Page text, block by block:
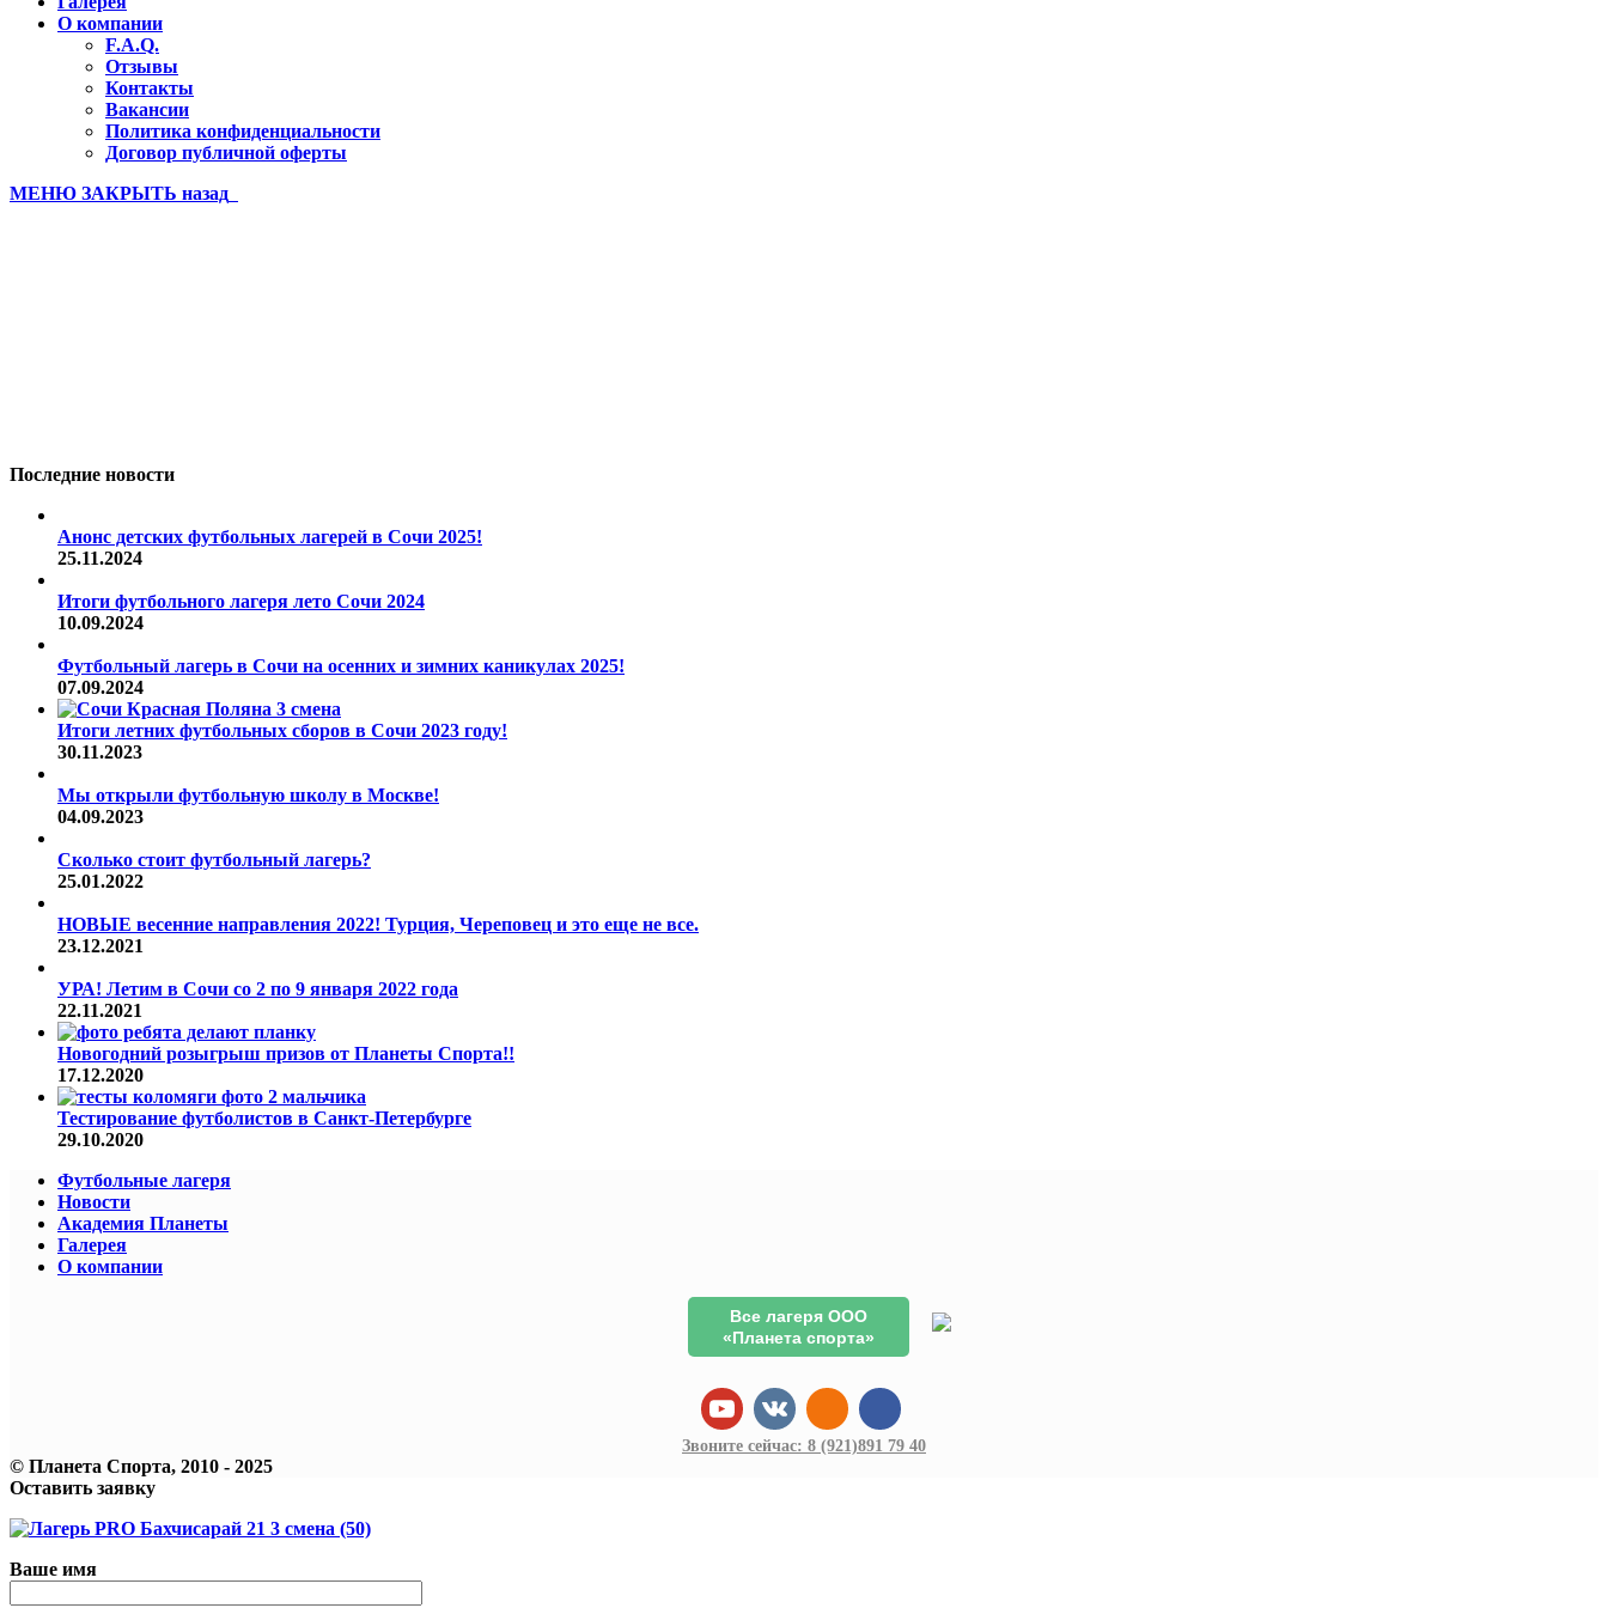
О компании
F.A.Q.
Отзывы
Контакты
Вакансии
Политика конфиденциальности
Договор публичной оферты
МЕНЮ ЗАКРЫТЬ назад
Последние новости
Анонс детских футбольных лагерей в Сочи 2025!
25.11.2024
Итоги футбольного лагеря лето Сочи 2024
10.09.2024
Футбольный лагерь в Сочи на осенних и зимних каникулах 2025!
07.09.2024
Итоги летних футбольных сборов в Сочи 2023 году!
30.11.2023
Мы открыли футбольную школу в Москве!
04.09.2023
Сколько стоит футбольный лагерь?
25.01.2022
НОВЫЕ весенние направления 2022! Турция, Череповец и это еще не все.
23.12.2021
УРА! Летим в Сочи со 2 по 9 января 2022 года
22.11.2021
Новогодний розыгрыш призов от Планеты Спорта!!
17.12.2020
Тестирование футболистов в Санкт-Петербурге
29.10.2020
Футбольные лагеря
Новости
Академия Планеты
Галерея
О компании
Все лагеря ООО
«Планета спорта»
Звоните сейчас: 8 (921)891 79 40
© Планета Спорта, 2010 - 2025
Оставить заявку
Ваше имя